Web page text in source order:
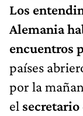
Los
Alemania
encuentros
países
por la
el